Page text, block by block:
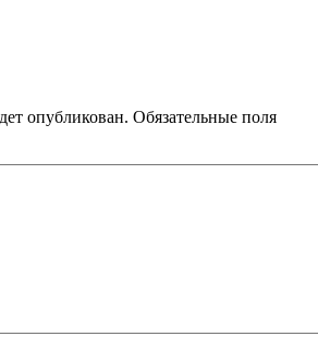
опубликован. Обязательные поля